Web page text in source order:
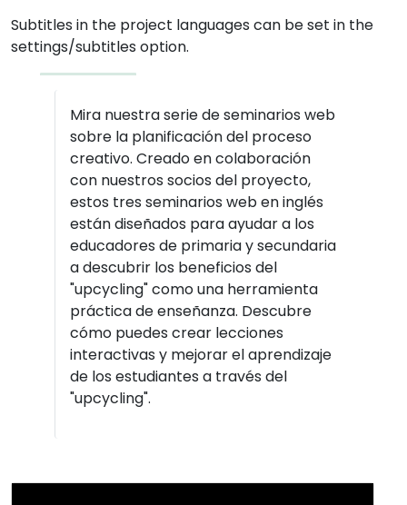
Subtitles in the project languages can be set in the
settings/subtitles option.
Mira nuestra serie de seminarios web
sobre la planificación del proceso
creativo. Creado en colaboración
con nuestros socios del proyecto,
estos tres seminarios web en inglés
están diseñados para ayudar a los
educadores de primaria y secundaria
a descubrir los beneficios del
"upcycling" como una herramienta
práctica de enseñanza. Descubre
cómo puedes crear lecciones
interactivas y mejorar el aprendizaje
de los estudiantes a través del
"upcycling".